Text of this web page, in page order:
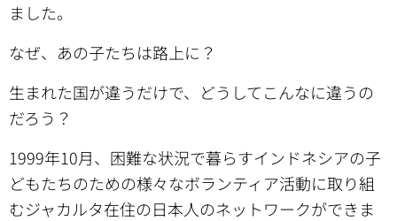
ました。
なぜ、あの子たちは路上に？
生まれた国が違うだけで、どうしてこんなに違うの
だろう？
1999年10月、困難な状況で暮らすインドネシアの子
どもたちのための様々なボランティア活動に取り組
むジャカルタ在住の日本人のネットワークができま